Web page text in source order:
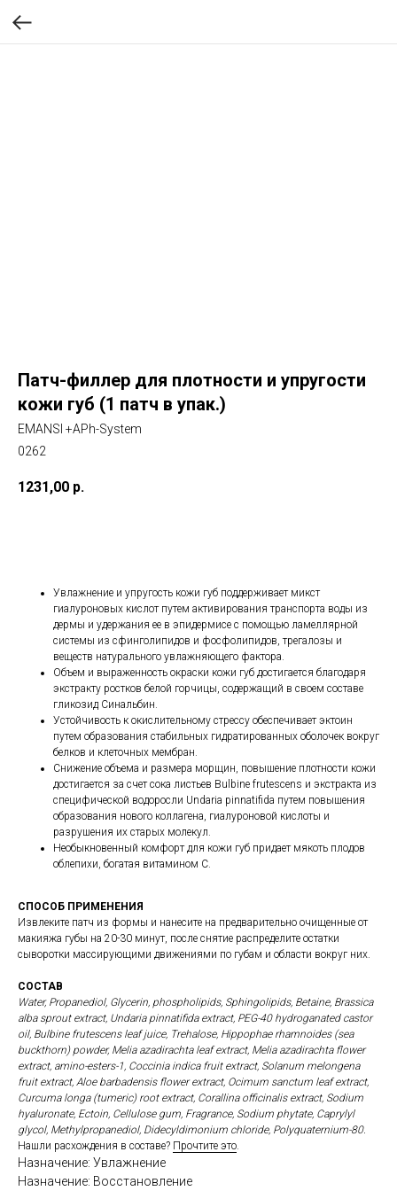
Патч-филлер для плотности и упругости
кожи губ (1 патч в упак.)
EMANSI +APh-System
0262
1231,00 р.
Увлажнение и упругость кожи губ поддерживает микст
гиалуроновых кислот путем активирования транспорта воды из
дермы и удержания ее в эпидермисе с помощью ламеллярной
системы из сфинголипидов и фосфолипидов, трегалозы и
веществ натурального увлажняющего фактора.
Объем и выраженность окраски кожи губ достигается благодаря
экстракту ростков белой горчицы, содержащий в своем составе
гликозид Синальбин.
Устойчивость к окислительному стрессу обеспечивает эктоин
путем образования стабильных гидратированных оболочек вокруг
белков и клеточных мембран.
Снижение объема и размера морщин, повышение плотности кожи
достигается за счет сока листьев Bulbine frutescens и экстракта из
специфической водоросли Undaria pinnatifida путем повышения
образования нового коллагена, гиалуроновой кислоты и
разрушения их старых молекул.
Необыкновенный комфорт для кожи губ придает мякоть плодов
облепихи, богатая витамином С.
СПОСОБ ПРИМЕНЕНИЯ
Извлеките патч из формы и нанесите на предварительно очищенные от
макияжа губы на 20-30 минут, после снятие распределите остатки
сыворотки массирующими движениями по губам и области вокруг них.
СОСТАВ
Water, Propanediol, Glycerin, phospholipids, Sphingolipids, Betaine, Brassica
alba sprout extract, Undaria pinnatifida extract, PEG-40 hydroganated castor
oil, Bulbine frutescens leaf juice, Trehalose, Hippophae rhamnoides (sea
buckthorn) powder, Melia azadirachta leaf extract, Melia azadirachta flower
extract, amino-esters-1, Coccinia indica fruit extract, Solanum melongena
fruit extract, Aloe barbadensis flower extract, Ocimum sanctum leaf extract,
Curcuma longa (tumeric) root extract, Corallina officinalis extract, Sodium
hyaluronate, Ectoin, Cellulose gum, Fragrance, Sodium phytate, Caprylyl
glycol, Methylpropanediol, Didecyldimonium chloride, Polyquaternium-80.
Нашли расхождения в составе? Прочтите это.
Назначение: Увлажнение
Назначение: Восстановление